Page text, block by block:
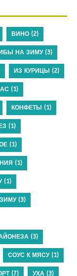
ВИНО (2)
НА ЗИМУ(3)
ИЗ КУРИЦЫ (2)
(1)
КОНФЕТЫ (1)
(1)
(1)
(1)
(1)
(3)
(3)
СОУС К МЯСУ(1)
(7) УХА (3)